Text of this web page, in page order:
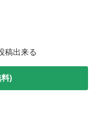
稿出来る
)